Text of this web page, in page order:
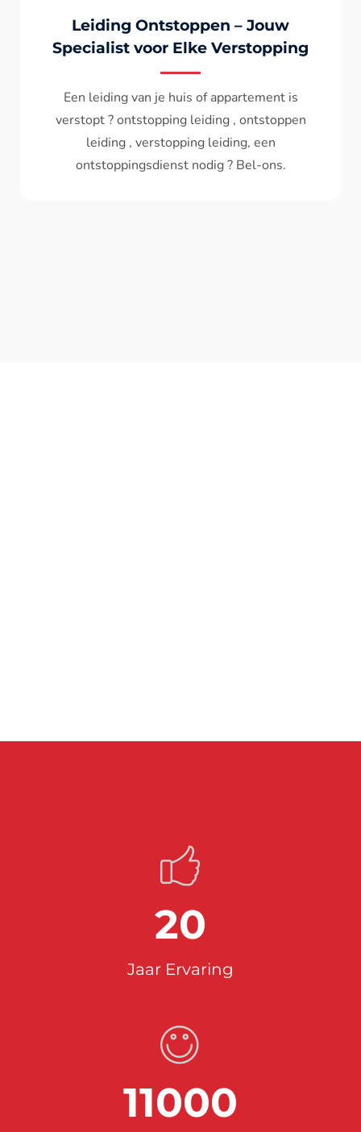
Onstopping Van Wc-Tiolet
Wc spoelt niet meer door ? het water komt
terug ? ontstoppen wc , ontstopping wc , wc
verstopt , een ontstoppingsdienst nodig ?
Bel - ons ? V.A 119€
20
Jaar Ervaring
11000